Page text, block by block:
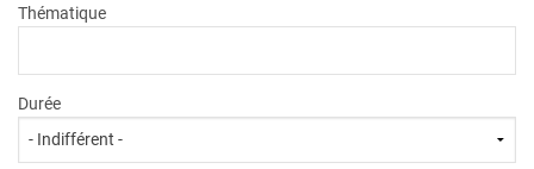
Thématique
Durée